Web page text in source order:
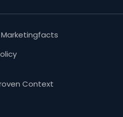
Context